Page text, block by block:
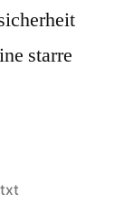
starre
Veröffentlicht
txt